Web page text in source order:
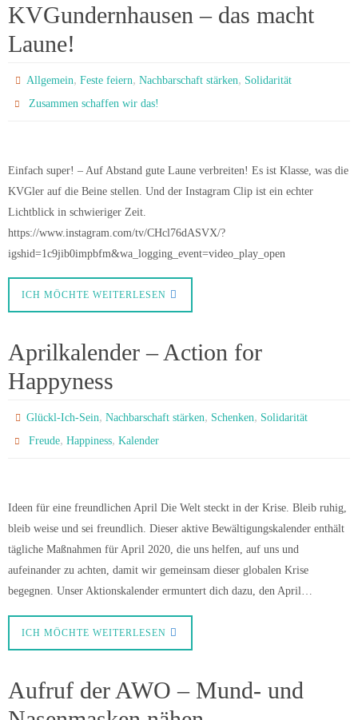
KVGundernhausen – das macht
Laune!
Allgemein,Feste feiern,Nachbarschaft stärken, Solidarität
Zusammen schaffen wir das!
Einfach super! – Auf Abstand gute Laune verbreiten! Es ist Klasse, was die
KVGler auf die Beine stellen. Und der Instagram Clip ist ein echter
Lichtblick in schwieriger Zeit.
https://www.instagram.com/tv/CHcl76dASVX/?
igshid=1c9jib0impbfm&wa_logging_event=video_play_open
ICH MÖCHTE WEITERLESEN
Aprilkalender – Action for
Happyness
Glückl-Ich-Sein,Nachbarschaft stärken, Schenken, Solidarität
Freude,Happiness,Kalender
Ideen für eine freundlichen April Die Welt steckt in der Krise. Bleib ruhig,
bleib weise und sei freundlich. Dieser aktive Bewältigungskalender enthält
tägliche Maßnahmen für April 2020, die uns helfen, auf uns und
aufeinander zu achten, damit wir gemeinsam dieser globalen Krise
begegnen. Unser Aktionskalender ermuntert dich dazu, den April…
ICH MÖCHTE WEITERLESEN
Aufruf der AWO – Mund- und